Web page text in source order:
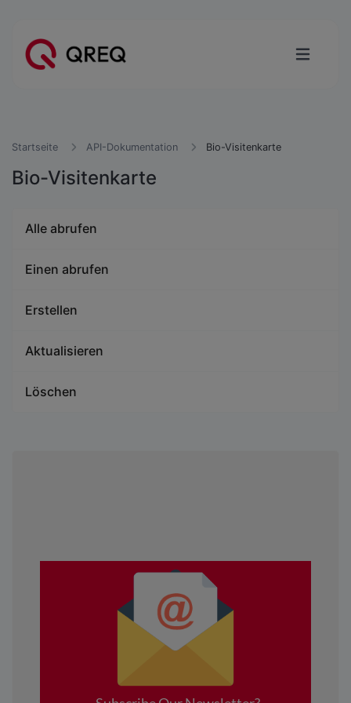
Startseite API-Dokumentation Bio-Visitenkarte
Bio-Visitenkarte
Alle abrufen
Einen abrufen
Erstellen
Aktualisieren
Löschen